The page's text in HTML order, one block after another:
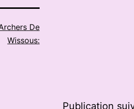
De
Wissous:
Publication